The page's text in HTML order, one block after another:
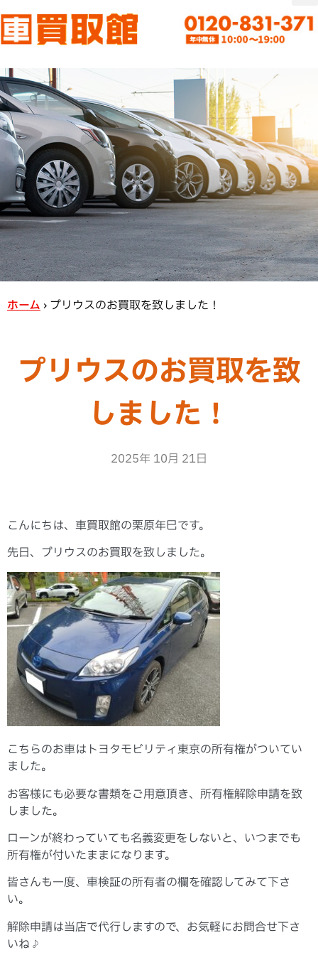
ホーム › プリウスのお買取を致しました！
プリウスのお買取を致
しました！
2025年 10月 21日
こんにちは、車買取館の栗原年巳です。
先日、プリウスのお買取を致しました。
こちらのお車はトヨタモビリティ東京の所有権がついてい
ました。
お客様にも必要な書類をご用意頂き、所有権解除申請を致
しました。
ローンが終わっていても名義変更をしないと、いつまでも
所有権が付いたままになります。
皆さんも一度、車検証の所有者の欄を確認してみて下さ
い。
解除申請は当店で代行しますので、お気軽にお問合せ下さ
いね♪